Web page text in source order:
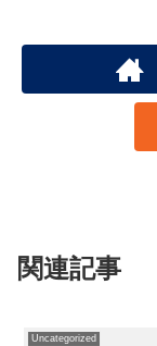
関連記事
Uncategorized